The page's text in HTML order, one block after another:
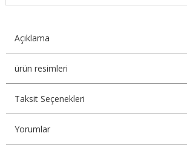
Açıklama
ürün resimleri
Taksit Seçenekleri
Yorumlar